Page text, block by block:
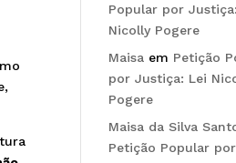
Popular por
Nicolly Pogere
Maisa em Petição
por Justiça: Lei
Pogere
Maisa da Silva
Petição Popular por